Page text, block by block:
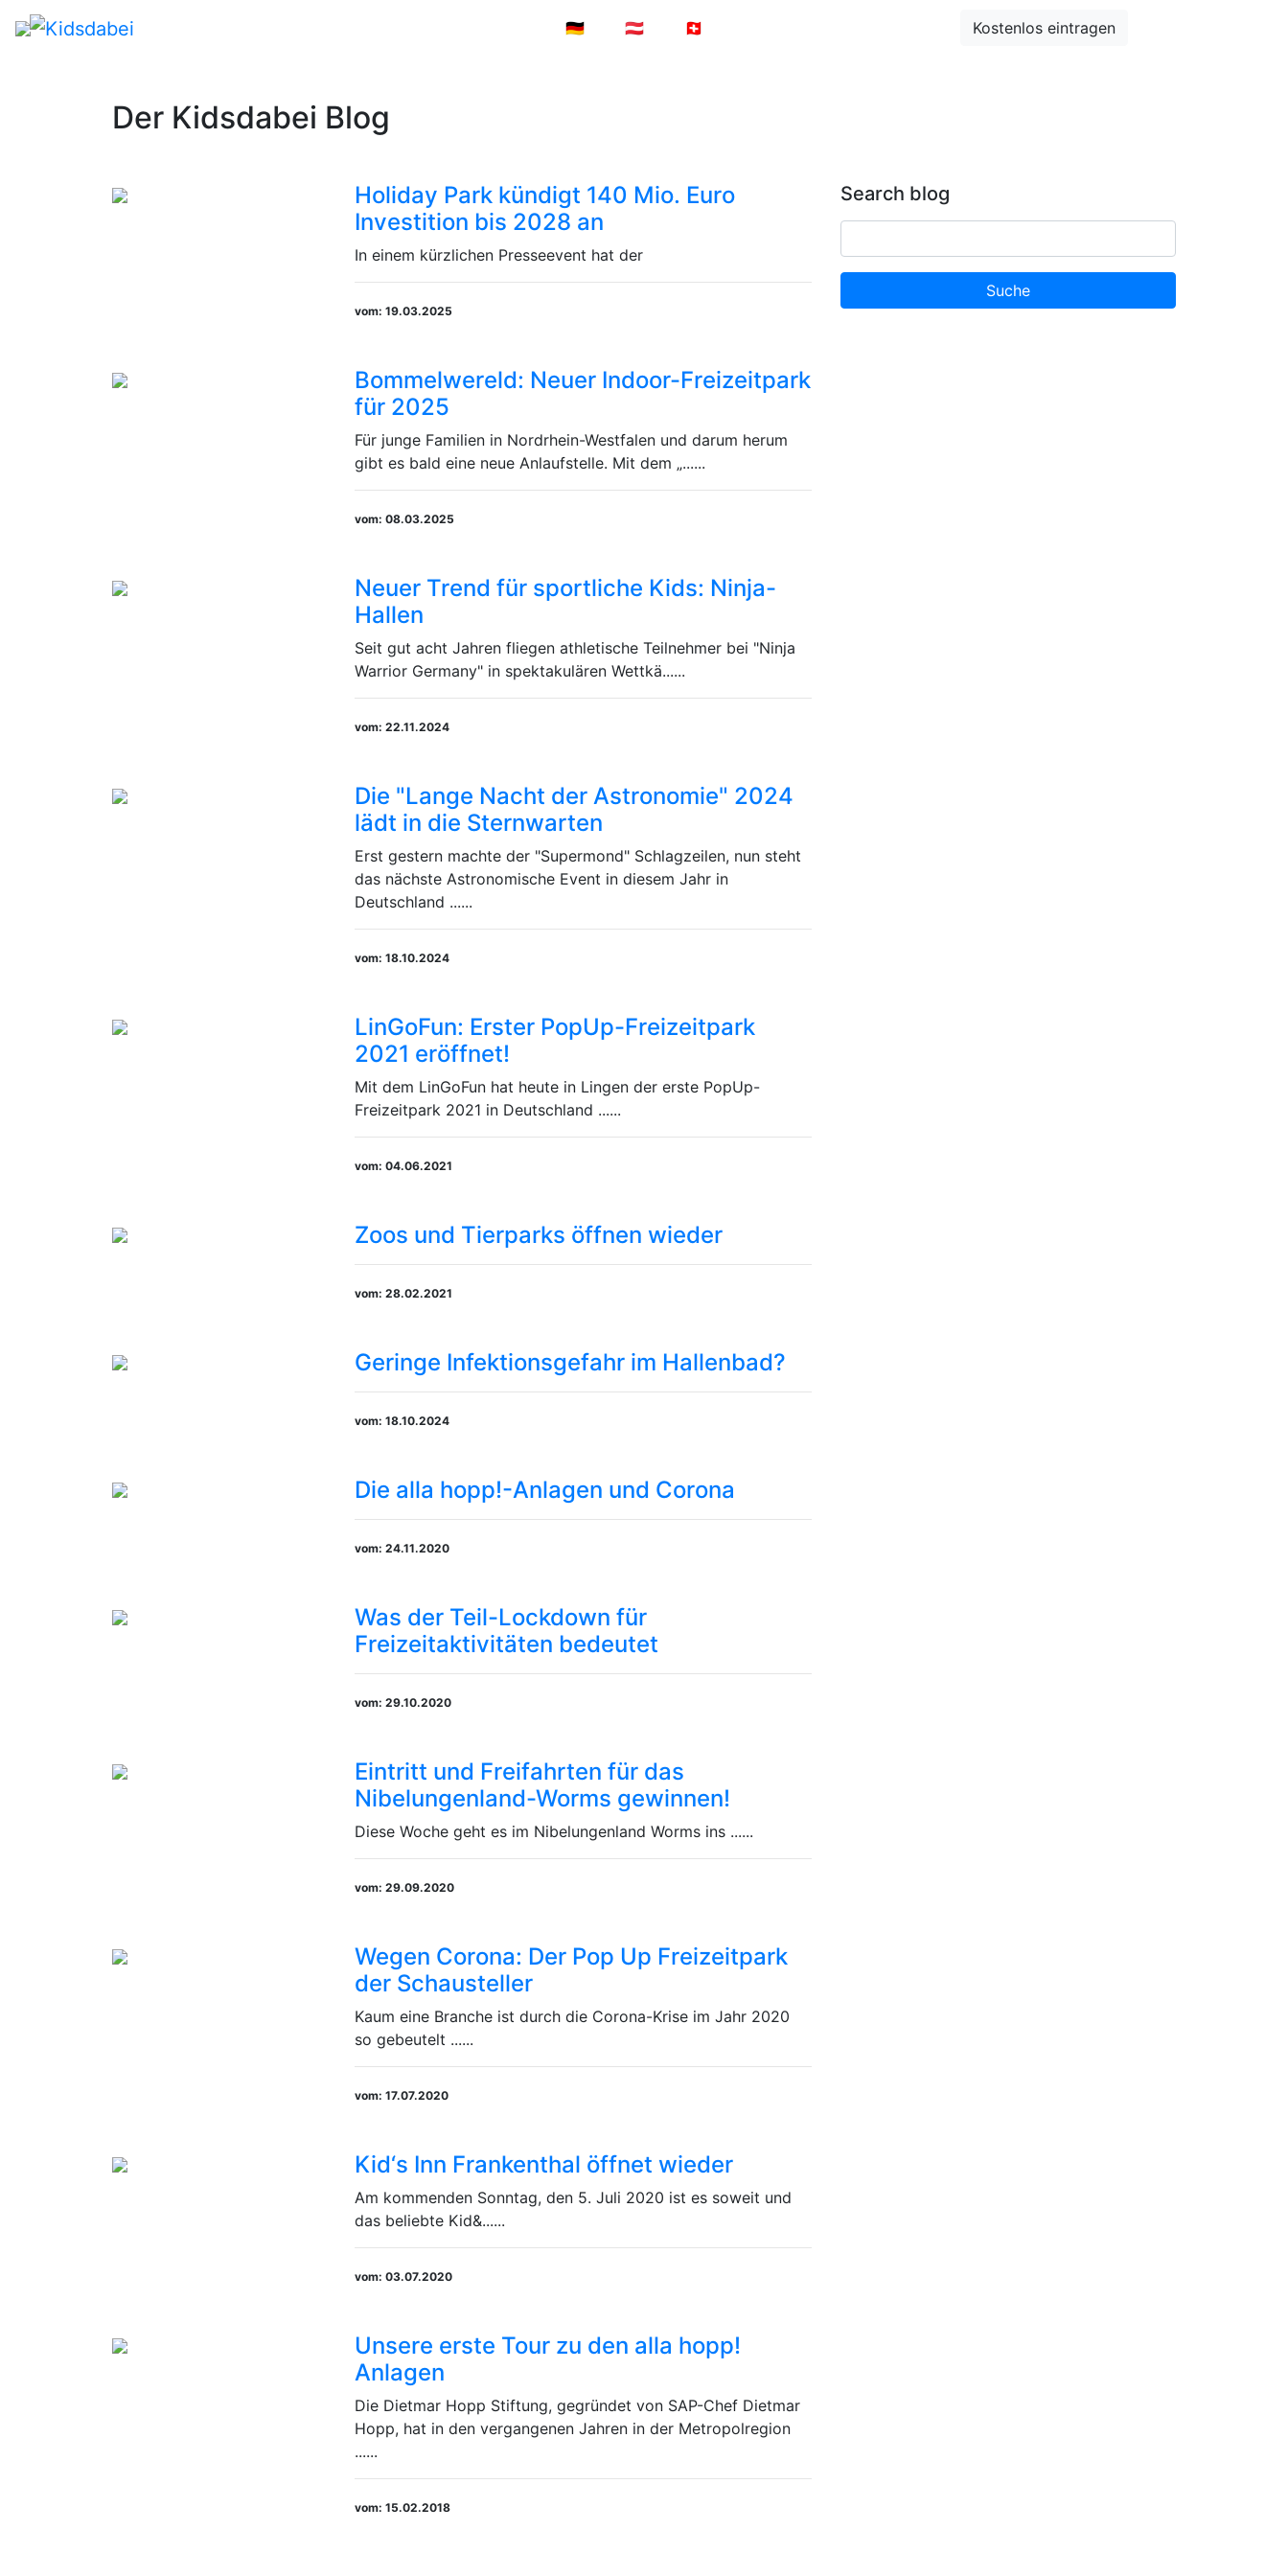
🇩🇪 🇦🇹 🇨🇭 Kostenlos eintragen
Der Kidsdabei Blog
Holiday Park kündigt 140 Mio. Euro
Investition bis 2028 an
In einem kürzlichen Presseevent hat der
vom: 19.03.2025
Bommelwereld: Neuer Indoor-Freizeitpark
für 2025
Für junge Familien in Nordrhein-Westfalen und darum herum
gibt es bald eine neue Anlaufstelle. Mit dem „......
vom: 08.03.2025
Neuer Trend für sportliche Kids: Ninja-
Hallen
Seit gut acht Jahren fliegen athletische Teilnehmer bei "Ninja
Warrior Germany" in spektakulären Wettkä......
vom: 22.11.2024
Die "Lange Nacht der Astronomie" 2024
lädt in die Sternwarten
Erst gestern machte der "Supermond" Schlagzeilen, nun steht
das nächste Astronomische Event in diesem Jahr in
Deutschland ......
vom: 18.10.2024
LinGoFun: Erster PopUp-Freizeitpark
2021 eröffnet!
Mit dem LinGoFun hat heute in Lingen der erste PopUp-
Freizeitpark 2021 in Deutschland ......
vom: 04.06.2021
Zoos und Tierparks öffnen wieder
vom: 28.02.2021
Geringe Infektionsgefahr im Hallenbad?
vom: 18.10.2024
Die alla hopp!-Anlagen und Corona
vom: 24.11.2020
Was der Teil-Lockdown für
Freizeitaktivitäten bedeutet
vom: 29.10.2020
Eintritt und Freifahrten für das
Nibelungenland-Worms gewinnen!
Diese Woche geht es im Nibelungenland Worms ins ......
vom: 29.09.2020
Wegen Corona: Der Pop Up Freizeitpark
der Schausteller
Kaum eine Branche ist durch die Corona-Krise im Jahr 2020
so gebeutelt ......
vom: 17.07.2020
Kid‘s Inn Frankenthal öffnet wieder
Am kommenden Sonntag, den 5. Juli 2020 ist es soweit und
das beliebte Kid&......
vom: 03.07.2020
Unsere erste Tour zu den alla hopp!
Anlagen
Die Dietmar Hopp Stiftung, gegründet von SAP-Chef Dietmar
Hopp, hat in den vergangenen Jahren in der Metropolregion
......
vom: 15.02.2018
Search blog
Suche